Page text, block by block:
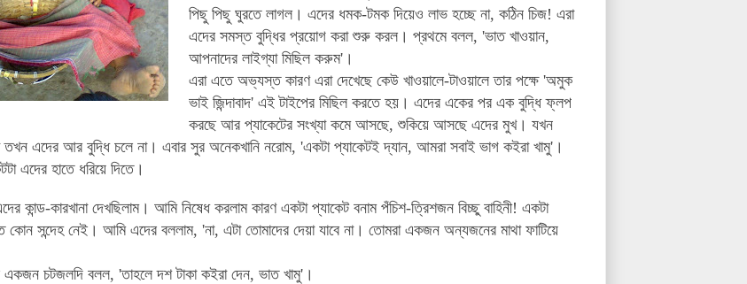
পিছু পিছু ঘুরতে লাগল। এদের ধমক-টমক দিয়েও লাভ হচ্ছে না, কঠিন চিজ! এরা
এদের সমস্ত বুদ্ধির প্রয়োগ করা শুরু করল। প্রথমে বলল, 'ভাত খাওয়ান,
আপনাদের লাইগ্যা মিছিল করুম'।
এরা এতে অভ্যস্ত কারণ এরা দেখেছে কেউ খাওয়ালে-টাওয়ালে তার পক্ষে 'অমুক
ভাই জিন্দাবাদ' এই টাইপের মিছিল করতে হয়। এদের একের পর এক বুদ্ধি ফ্লপ
করছে আর প্যাকেটের সংখ্যা কমে আসছে, শুকিয়ে আসছে এদের মুখ। যখন
এদের আর বুদ্ধি চলে না। এবার সুর অনেকখানি নরোম, 'একটা প্যাকেটই দ্যান, আমরা সবাই ভাগ কইরা খামু'।
এদের হাতে ধরিয়ে দিতে।
কান্ড-কারখানা দেখছিলাম। আমি নিষেধ করলাম কারণ একটা প্যাকেট বনাম পঁচিশ-ত্রিশজন বিচ্ছু বাহিনী! একটা
কোন সন্দেহ নেই। আমি এদের বললাম, 'না, এটা তোমাদের দেয়া যাবে না। তোমরা একজন অন্যজনের মাথা ফাটিয়ে
একজন চটজলদি বলল, 'তাহলে দশ টাকা কইরা দেন, ভাত খামু'।